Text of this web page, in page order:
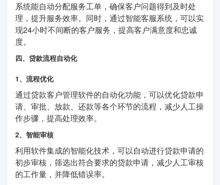
系统能自动分配服务工单，确保客户问题得到及时处
理，提升服务效率。同时，通过智能客服系统，可以实
现24小时不间断的客户服务，提高客户满意度和忠诚
度。
四、贷款流程自动化
1、流程优化
通过贷款客户管理软件的自动化功能，可以优化贷款申
请、审批、放款、还款等各个环节的流程，减少人工操
作步骤，提高处理效率。
2、智能审核
利用软件集成的智能化技术，可以自动进行贷款申请的
初步审核，筛选出符合要求的贷款申请，减少人工审核
的工作量，并降低错误率。